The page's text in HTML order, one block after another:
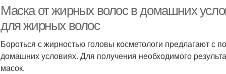
волосами
Маска от жирных волос в домашних
для жирных волос
Бороться с жирностью головы косметологи предлагают с
домашних условиях. Для получения необходимого
масок.